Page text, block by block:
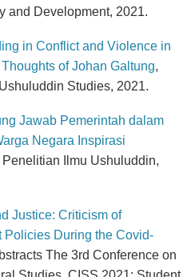
and Development, 2021.
in Conflict and Violence in
of Johan Galtung,
Studies, 2021.
Jawab Pemerintah dalam
Negara Inspirasi
Penelitian Ilmu Ushuluddin,
Justice: Criticism of
Policies During the Covid-
The 3rd Conference on